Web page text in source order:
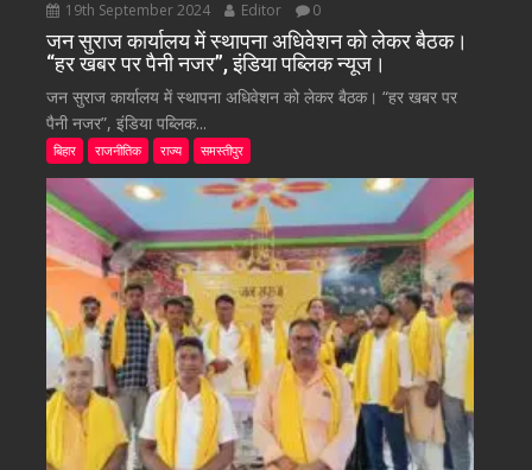
19th September 2024 Editor 0
जन सुराज कार्यालय में स्थापना अधिवेशन को लेकर बैठक।
“हर खबर पर पैनी नजर”, इंडिया पब्लिक न्यूज।
जन सुराज कार्यालय में स्थापना अधिवेशन को लेकर बैठक। “हर खबर पर
पैनी नजर”, इंडिया पब्लिक...
बिहार राजनीतिक राज्य समस्तीपुर